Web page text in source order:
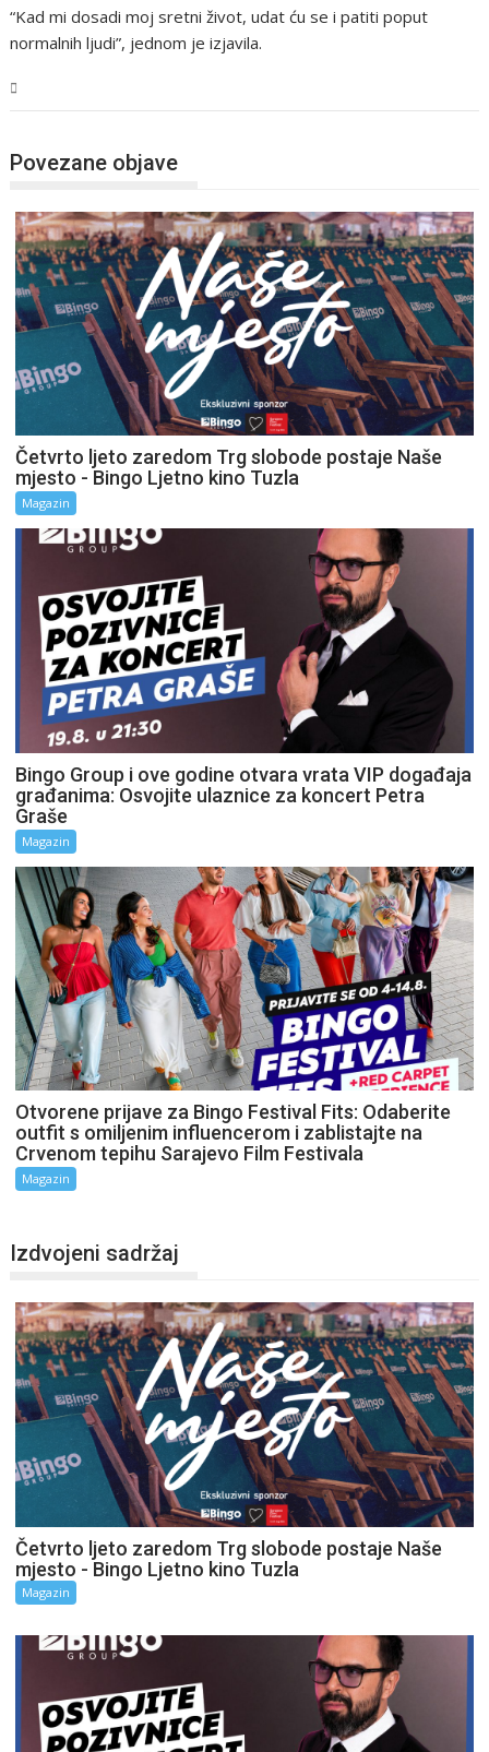
“Kad mi dosadi moj sretni život, udat ću se i patiti poput
normalnih ljudi”, jednom je izjavila.
Povezane objave
Četvrto ljeto zaredom Trg slobode postaje Naše
mjesto - Bingo Ljetno kino Tuzla
Magazin
Bingo Group i ove godine otvara vrata VIP događaja
građanima: Osvojite ulaznice za koncert Petra
Graše
Magazin
Otvorene prijave za Bingo Festival Fits: Odaberite
outfit s omiljenim influencerom i zablistajte na
Crvenom tepihu Sarajevo Film Festivala
Magazin
Izdvojeni sadržaj
Četvrto ljeto zaredom Trg slobode postaje Naše
mjesto - Bingo Ljetno kino Tuzla
Magazin